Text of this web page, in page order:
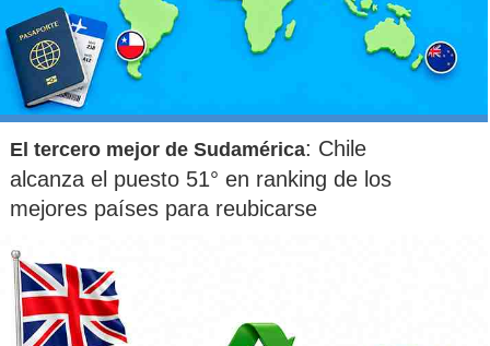
El tercero mejor de Sudamérica: Chile
alcanza el puesto 51° en ranking de los
mejores países para reubicarse